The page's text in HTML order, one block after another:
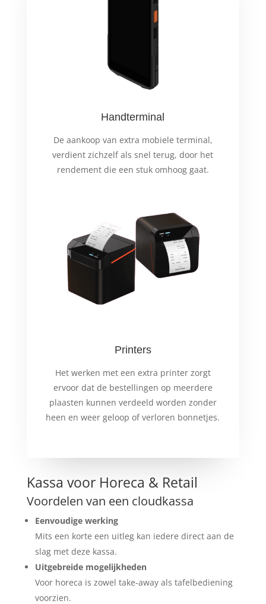
Handterminal
De aankoop van extra mobiele terminal,
verdient zichzelf als snel terug, door het
rendement die een stuk omhoog gaat.
Printers
Het werken met een extra printer zorgt
ervoor dat de bestellingen op meerdere
plaasten kunnen verdeeld worden zonder
heen en weer geloop of verloren bonnetjes.
Kassa voor Horeca & Retail
Voordelen van een cloudkassa
Eenvoudige werking
Mits een korte een uitleg kan iedere direct aan de
slag met deze kassa.
Uitgebreide mogelijkheden
Voor horeca is zowel take-away als tafelbediening
voorzien.